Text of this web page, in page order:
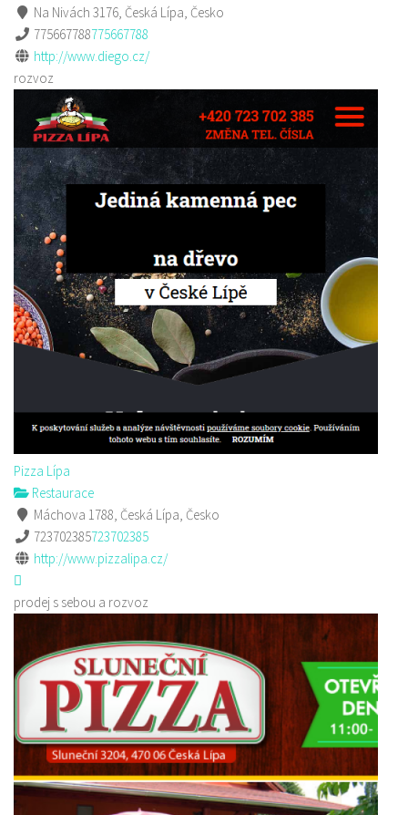
Na Nivách 3176, Česká Lípa, Česko
775667788775667788
http://www.diego.cz/
rozvoz
Pizza Lípa
Restaurace
Máchova 1788, Česká Lípa, Česko
723702385723702385
http://www.pizzalipa.cz/
prodej s sebou a rozvoz